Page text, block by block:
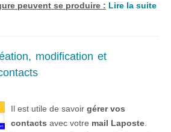
peuvent se produire : Lire la suite
modification et
Il est utile de savoir gérer vos
contacts avec votre mail Laposte